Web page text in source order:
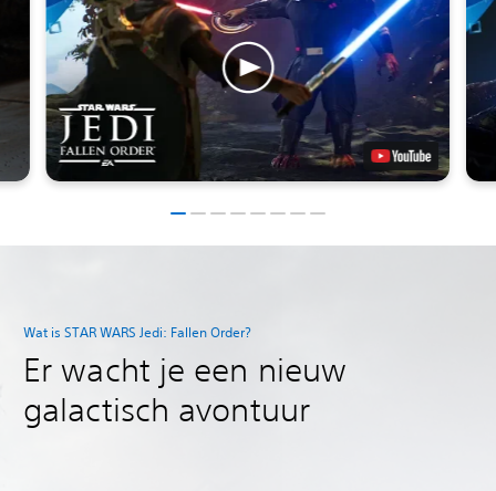
Wat is STAR WARS Jedi: Fallen Order?
Er wacht je een nieuw
galactisch avontuur